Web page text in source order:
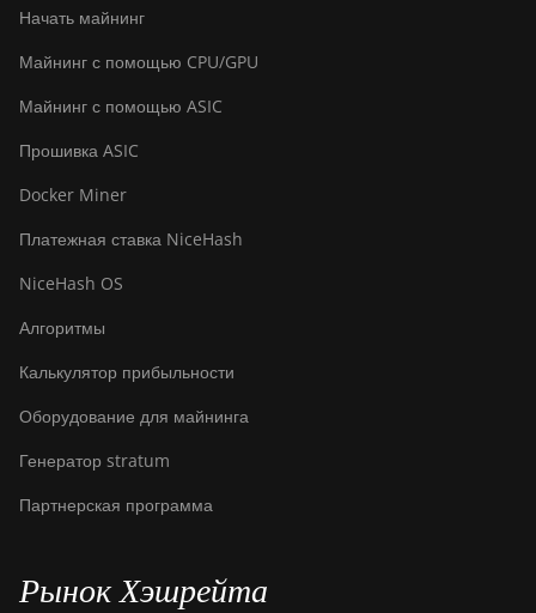
Начать майнинг
Майнинг с помощью CPU/GPU
Майнинг с помощью ASIC
Прошивка ASIC
Docker Miner
Платежная ставка NiceHash
NiceHash OS
Алгоритмы
Калькулятор прибыльности
Оборудование для майнинга
Генератор stratum
Партнерская программа
Рынок Хэшрейта